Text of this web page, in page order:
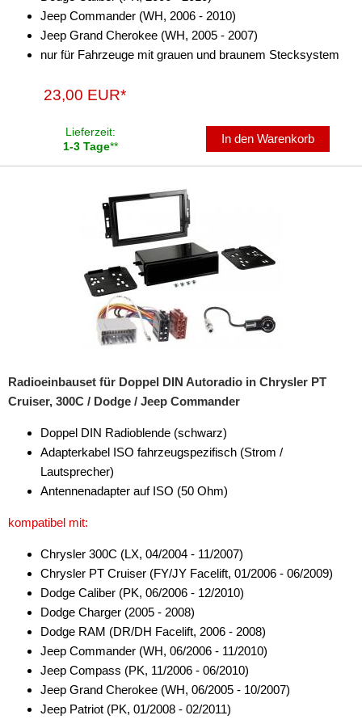
Vision
Voyager
für Dacia
für Daewoo
für Dodge
für Hummer
für Jeep
für Kia
für Lancia
für Land Rover
für Lexus
für MAN
für Mazda
für Mercedes-Benz
für Mini
Jeep Commander (WH, 2006 - 2010)
Jeep Grand Cherokee (WH, 2005 - 2007)
nur für Fahrzeuge mit grauen und braunem Stecksystem
23,00 EUR*
Lieferzeit:
1-3 Tage**
In den Warenkorb
Radioeinbauset für Doppel DIN Autoradio in Chrysler PT
Cruiser, 300C / Dodge / Jeep Commander
Doppel DIN Radioblende (schwarz)
Adapterkabel ISO fahrzeugspezifisch (Strom /
Lautsprecher)
Antennenadapter auf ISO (50 Ohm)
kompatibel mit:
Chrysler 300C (LX, 04/2004 - 11/2007)
Chrysler PT Cruiser (FY/JY Facelift, 01/2006 - 06/2009)
Dodge Caliber (PK, 06/2006 - 12/2010)
Dodge Charger (2005 - 2008)
Dodge RAM (DR/DH Facelift, 2006 - 2008)
Jeep Commander (WH, 06/2006 - 11/2010)
Jeep Compass (PK, 11/2006 - 06/2010)
Jeep Grand Cherokee (WH, 06/2005 - 10/2007)
Jeep Patriot (PK, 01/2008 - 02/2011)